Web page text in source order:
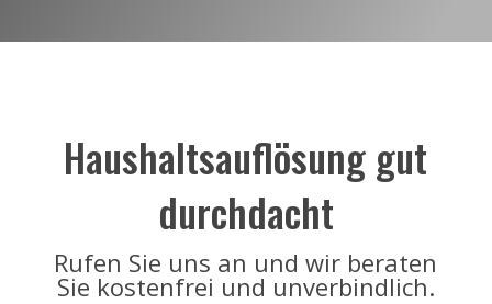
Haushaltsauflösung gut
durchdacht
Rufen Sie uns an und wir beraten
Sie kostenfrei und unverbindlich.